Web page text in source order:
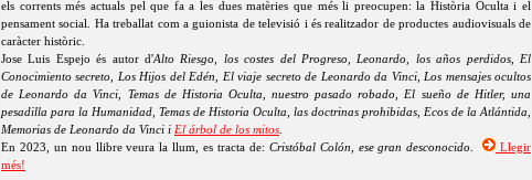
els corrents més actuals pel que fa a les dues matèries que més li preocupen: la Història Oculta i el
pensament social. Ha treballat com a guionista de televisió i és realitzador de productes audiovisuals de
caràcter històric.
Jose Luis Espejo és autor d'Alto Riesgo, los costes del Progreso, Leonardo, los años perdidos, El
Conocimiento secreto, Los Hijos del Edén, El viaje secreto de Leonardo da Vinci, Los mensajes ocultos
de Leonardo da Vinci, Temas de Historia Oculta, nuestro pasado robado, El sueño de Hitler, una
pesadilla para la Humanidad, Temas de Historia Oculta, las doctrinas prohibidas, Ecos de la Atlántida,
Memorias de Leonardo da Vinci i El árbol de los mitos
En 2023, un nou llibre veura la llum, es tracta de: Cristóbal Colón, ese gran desconocido .
Llegir
més!